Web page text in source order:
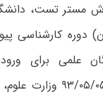
مستر تست،
مورخ ۹۳/۰۵/